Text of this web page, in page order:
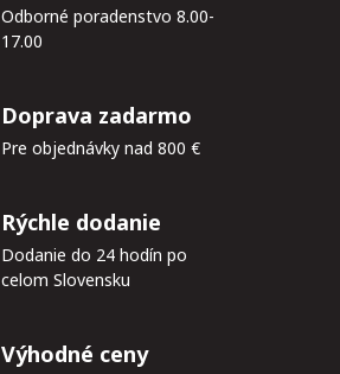
Odborné poradenstvo 8.00-
17.00
Doprava zadarmo
Pre objednávky nad 800 €
Rýchle dodanie
Dodanie do 24 hodín po
celom Slovensku
Výhodné ceny